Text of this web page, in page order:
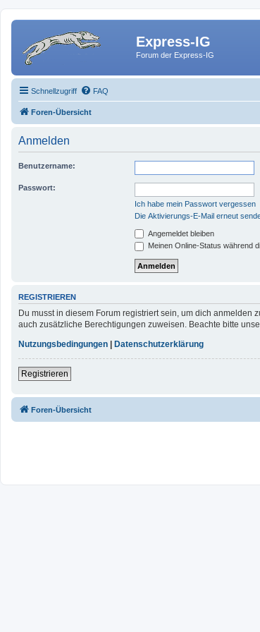
Express-IG
Forum der Express-IG
Schnellzugriff FAQ
Foren-Übersicht
Anmelden
Benutzername:
Passwort:
Ich habe mein Passwort vergessen
Die Aktivierungs-E-Mail erneut
Angemeldet bleiben
Meinen Online-Status während
REGISTRIEREN
Du musst in diesem Forum registriert sein, um dich
auch zusätzliche Berechtigungen zuweisen. Beachte bitte
Nutzungsbedingungen
Datenschutzerklärung
Registrieren
Foren-Übersicht